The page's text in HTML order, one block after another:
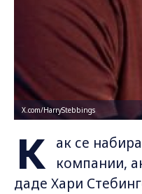
X.com/HarryStebbings
К
ак се
компании,
даде Хари